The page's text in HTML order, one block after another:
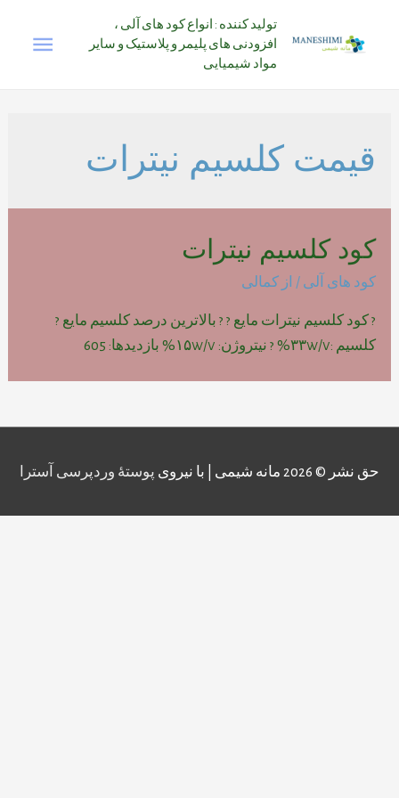
تولید کننده : انواع کود های آلی ،
افزودنی های پلیمر و پلاستیک و سایر
مواد شیمیایی
قیمت کلسیم نیترات
کود کلسیم نیترات
کود های آلی / از کمالی
? کود کلسیم نیترات مایع ? ? بالاترین درصد کلسیم مایع ?
کلسیم :۳۳w/v% ? نیتروژن: ۱۵w/v% بازدیدها: 605
حق نشر © 2026 مانه شیمی | با نیروی پوستهٔ وردپرسی آسترا